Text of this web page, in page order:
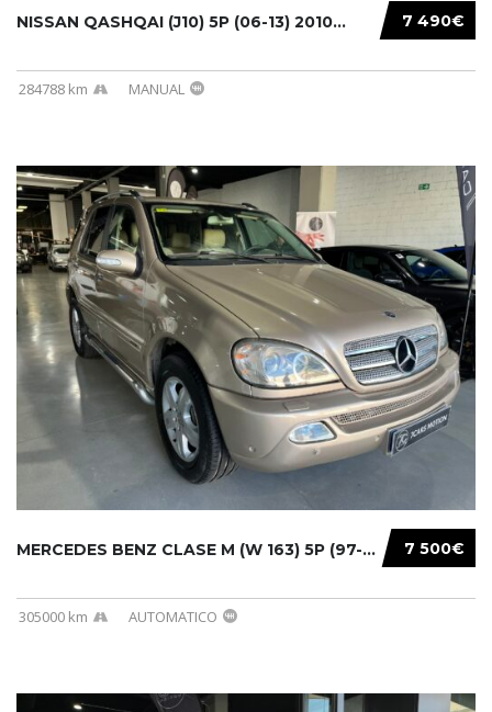
7 490€
NISSAN QASHQAI (J10) 5P (06-13) 2010...
284788 km MANUAL
7 500€
MERCEDES BENZ CLASE M (W 163) 5P (97-05) 200...
305000 km AUTOMATICO